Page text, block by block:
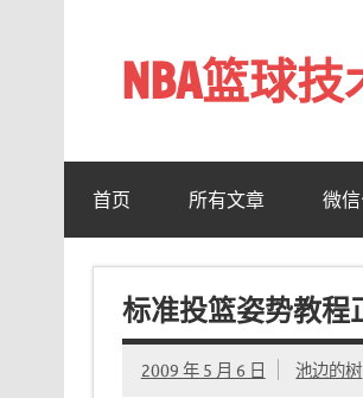
NBA篮球
首页 所有文章 微
标准投篮姿势教
2009 年 5 月 6 日 池边的树